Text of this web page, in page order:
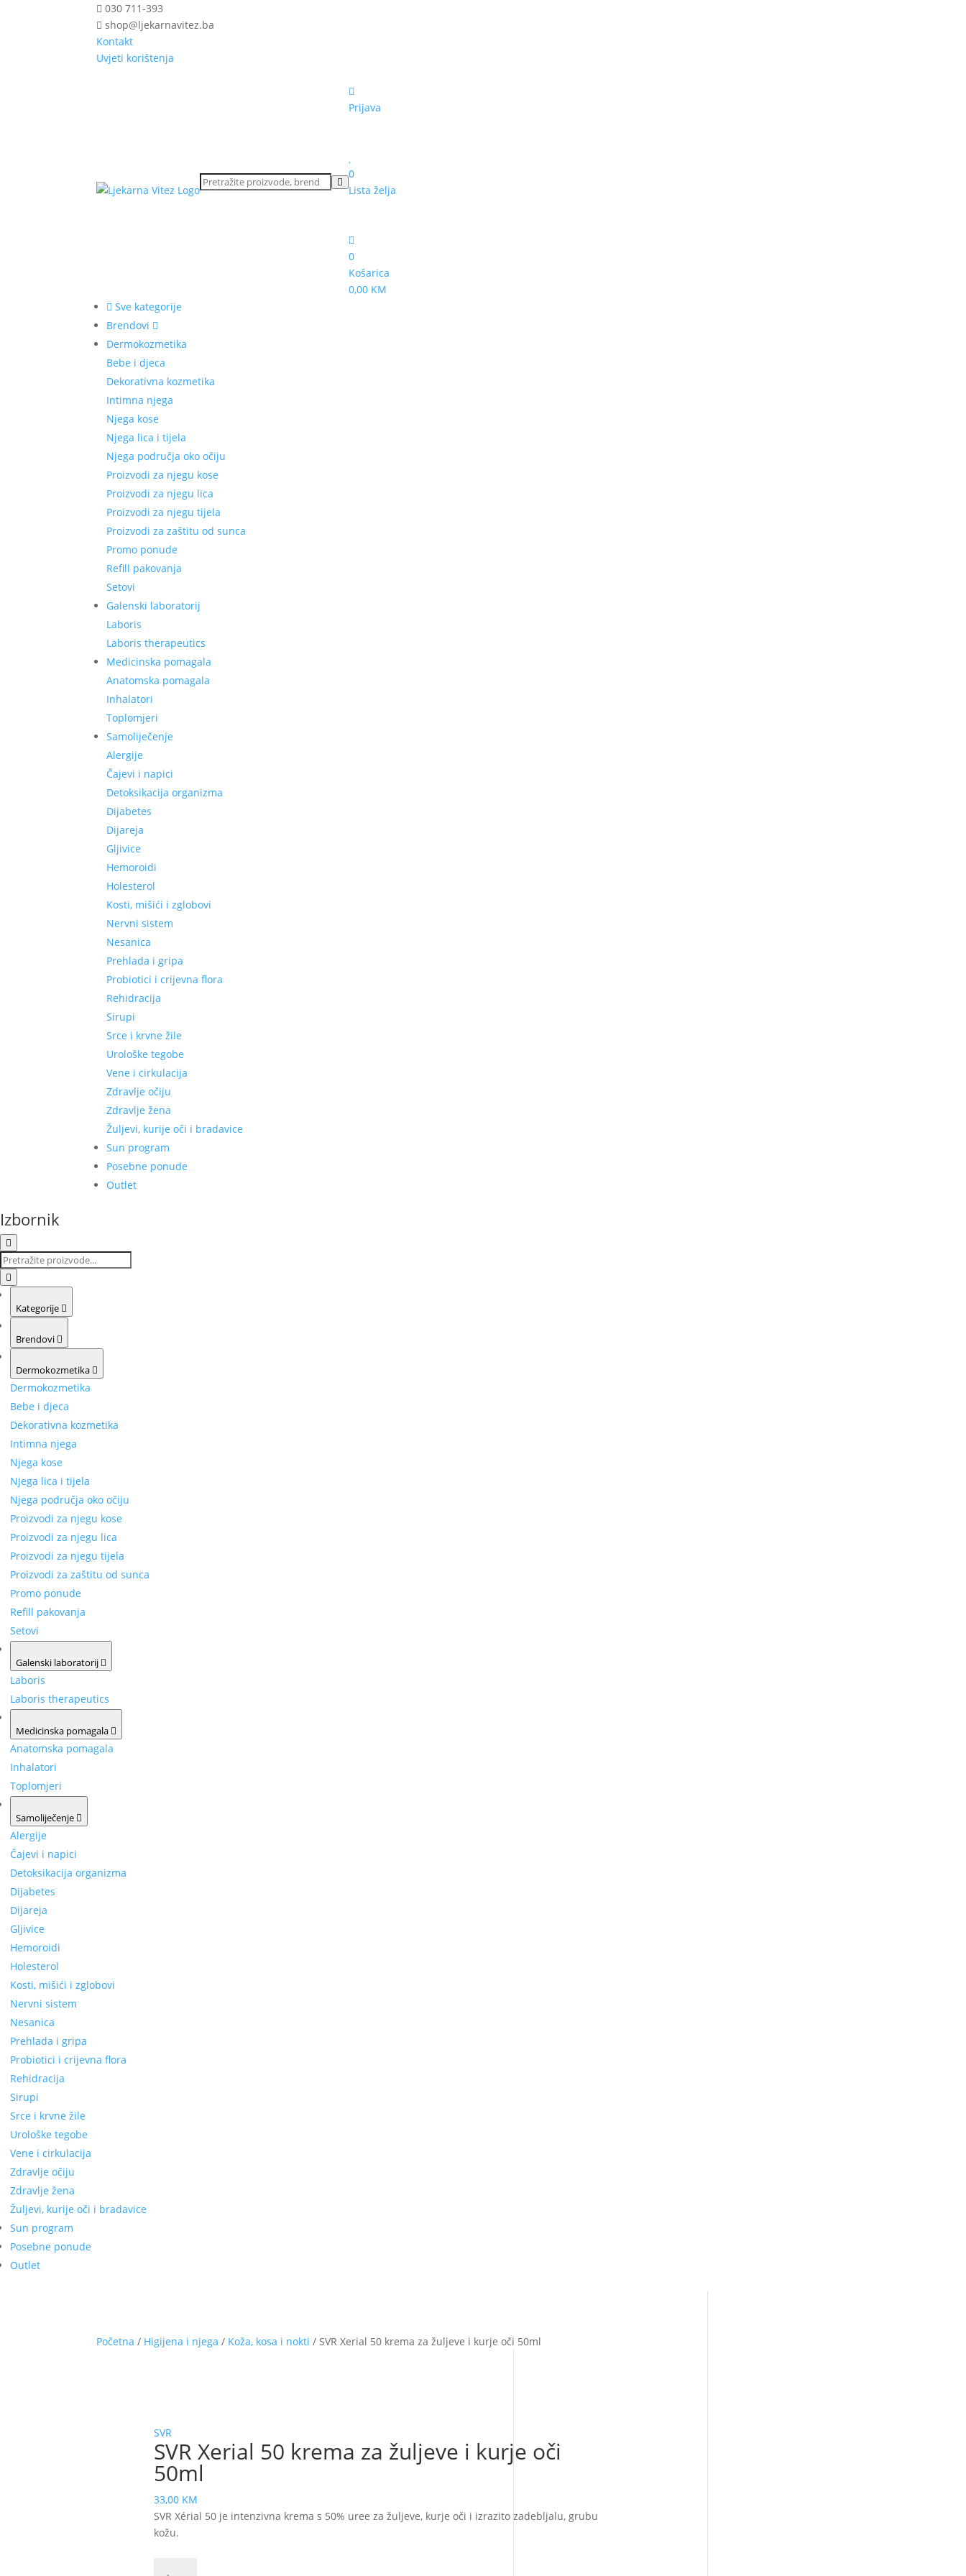
030 711-393
shop@ljekarnavitez.ba
Kontakt
Uvjeti korištenja
Prijava
0
Lista želja
0
Košarica
0,00 KM
Sve kategorije
Brendovi
Dermokozmetika
Bebe i djeca
Dekorativna kozmetika
Intimna njega
Njega kose
Njega lica i tijela
Njega područja oko očiju
Proizvodi za njegu kose
Proizvodi za njegu lica
Proizvodi za njegu tijela
Proizvodi za zaštitu od sunca
Promo ponude
Refill pakovanja
Setovi
Galenski laboratorij
Laboris
Laboris therapeutics
Medicinska pomagala
Anatomska pomagala
Inhalatori
Toplomjeri
Samoliječenje
Alergije
Čajevi i napici
Detoksikacija organizma
Dijabetes
Dijareja
Gljivice
Hemoroidi
Holesterol
Kosti, mišići i zglobovi
Nervni sistem
Nesanica
Prehlada i gripa
Probiotici i crijevna flora
Rehidracija
Sirupi
Srce i krvne žile
Urološke tegobe
Vene i cirkulacija
Zdravlje očiju
Zdravlje žena
Žuljevi, kurije oči i bradavice
Sun program
Posebne ponude
Outlet
Izbornik
Kategorije
Brendovi
Dermokozmetika
Dermokozmetika
Bebe i djeca
Dekorativna kozmetika
Intimna njega
Njega kose
Njega lica i tijela
Njega područja oko očiju
Proizvodi za njegu kose
Proizvodi za njegu lica
Proizvodi za njegu tijela
Proizvodi za zaštitu od sunca
Promo ponude
Refill pakovanja
Setovi
Galenski laboratorij
Laboris
Laboris therapeutics
Medicinska pomagala
Anatomska pomagala
Inhalatori
Toplomjeri
Samoliječenje
Alergije
Čajevi i napici
Detoksikacija organizma
Dijabetes
Dijareja
Gljivice
Hemoroidi
Holesterol
Kosti, mišići i zglobovi
Nervni sistem
Nesanica
Prehlada i gripa
Probiotici i crijevna flora
Rehidracija
Sirupi
Srce i krvne žile
Urološke tegobe
Vene i cirkulacija
Zdravlje očiju
Zdravlje žena
Žuljevi, kurije oči i bradavice
Sun program
Posebne ponude
Outlet
Početna / Higijena i njega / Koža, kosa i nokti / SVR Xerial 50 krema za žuljeve i kurje oči 50ml
SVR
SVR Xerial 50 krema za žuljeve i kurje oči
50ml
33,00 KM
SVR Xérial 50 je intenzivna krema s 50% uree za žuljeve, kurje oči i izrazito zadebljalu, grubu
kožu.